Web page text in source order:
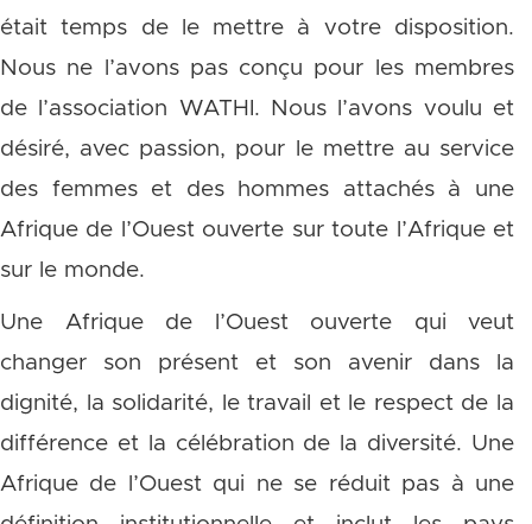
était temps de le mettre à votre disposition.
Nous ne l’avons pas conçu pour les membres
de l’association WATHI. Nous l’avons voulu et
désiré, avec passion, pour le mettre au service
des femmes et des hommes attachés à une
Afrique de l’Ouest ouverte sur toute l’Afrique et
sur le monde.
Une Afrique de l’Ouest ouverte qui veut
changer son présent et son avenir dans la
dignité, la solidarité, le travail et le respect de la
différence et la célébration de la diversité. Une
Afrique de l’Ouest qui ne se réduit pas à une